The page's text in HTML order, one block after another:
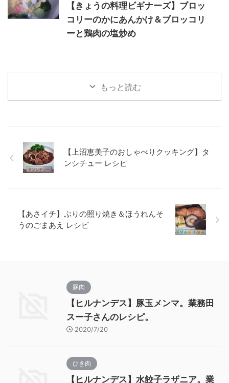
【きょうの料理ビギナーズ】ブロッ
コリーのかにあんかけ＆ブロッコリ
ーと鶏肉の塩炒め
もっと読む
【上沼恵美子のおしゃべりクッキング】タ
ンシチュー レシピ
【あさイチ】ぶりの照り焼き＆ほうれんそ
うのごまあえ レシピ
豚肉
【ヒルナンデス】豚玉メンマ。業務田
スー子さんのレシピ。
2020/7/20
ひき肉
【ヒルナンデス】水餃子ラザニア。業